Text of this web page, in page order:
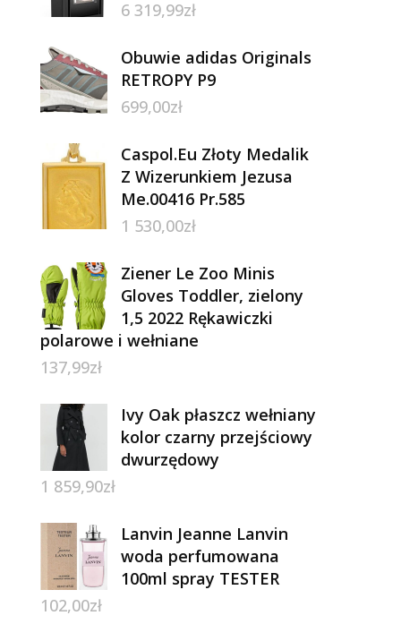
6 319,99zł
Obuwie adidas Originals
RETROPY P9
699,00zł
Caspol.Eu Złoty Medalik
Z Wizerunkiem Jezusa
Me.00416 Pr.585
1 530,00zł
Ziener Le Zoo Minis
Gloves Toddler, zielony
1,5 2022 Rękawiczki
polarowe i wełniane
137,99zł
Ivy Oak płaszcz wełniany
kolor czarny przejściowy
dwurzędowy
1 859,90zł
Lanvin Jeanne Lanvin
woda perfumowana
100ml spray TESTER
102,00zł